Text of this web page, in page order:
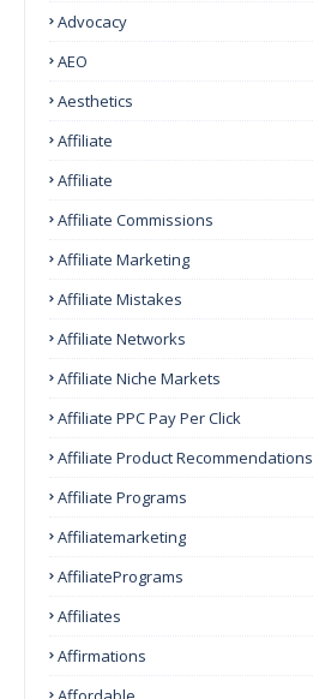
Advocacy
AEO
Aesthetics
Affiliate
Affiliate
Affiliate Commissions
Affiliate Marketing
Affiliate Mistakes
Affiliate Networks
Affiliate Niche Markets
Affiliate PPC Pay Per Click
Affiliate Product Recommendations
Affiliate Programs
Affiliatemarketing
AffiliatePrograms
Affiliates
Affirmations